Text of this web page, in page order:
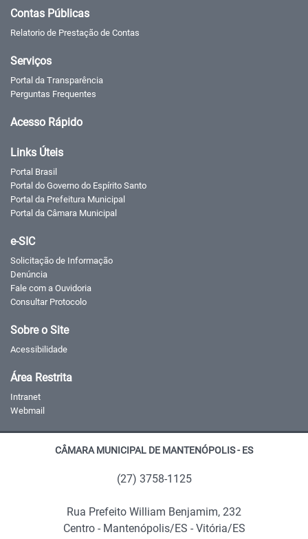
Contas Públicas
Relatorio de Prestação de Contas
Serviços
Portal da Transparência
Perguntas Frequentes
Acesso Rápido
Links Úteis
Portal Brasil
Portal do Governo do Espírito Santo
Portal da Prefeitura Municipal
Portal da Câmara Municipal
e-SIC
Solicitação de Informação
Denúncia
Fale com a Ouvidoria
Consultar Protocolo
Sobre o Site
Acessibilidade
Área Restrita
Intranet
Webmail
CÂMARA MUNICIPAL DE MANTENÓPOLIS - ES
(27) 3758-1125
Rua Prefeito William Benjamim, 232
Centro - Mantenópolis/ES - Vitória/ES